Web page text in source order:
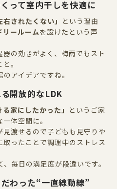
って室内干しを快適に
されたくない」
という理由
リールームを設けたという声
の効きがよく、梅雨でもスト
。
アイデアですね。
開放的なLDK
家にしたかった」
というご家
体空間に。
渡せるので子どもも見守りや
ったことで調理中のストレス
、毎日の満足度が段違いです。
わった“一直線動線”